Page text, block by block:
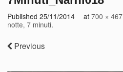
Published 25/11/2014 at 700 × 467
notte, 7 minuti.
Previous